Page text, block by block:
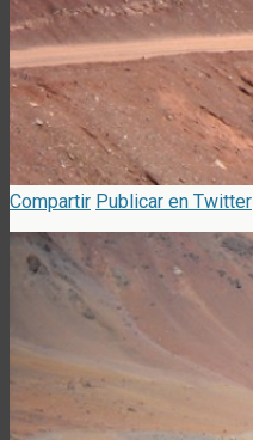
Compartir Publicar en Twitter